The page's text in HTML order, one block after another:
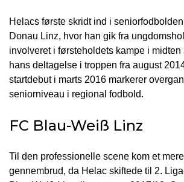
Helacs første skridt ind i
Donau Linz, hvor han gik fra
involveret i førsteholdets kampe i midten
hans deltagelse i troppen fra august
startdebut i marts 2016 markerer
seniorniveau i regional fodbold.
FC Blau-Weiß Linz
Til den professionelle scene kom et
gennembrud, da Helac skiftede til 2.